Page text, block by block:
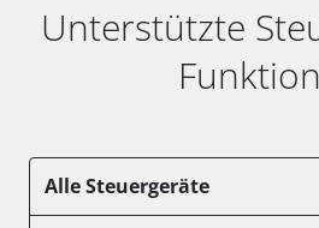
Unterstützte
Alle Steuergeräte